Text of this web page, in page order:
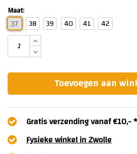
Maat:
37 38 39 40 41 42
Toevoegen aan
Gratis verzending vanaf €10,- *
Fysieke winkel in Zwolle